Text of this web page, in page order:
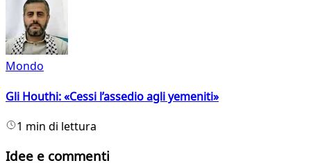
Mondo
Gli Houthi: «Cessi l’assedio agli yemeniti»
1 min di lettura
Idee e commenti